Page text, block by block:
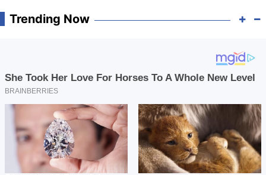
Trending Now